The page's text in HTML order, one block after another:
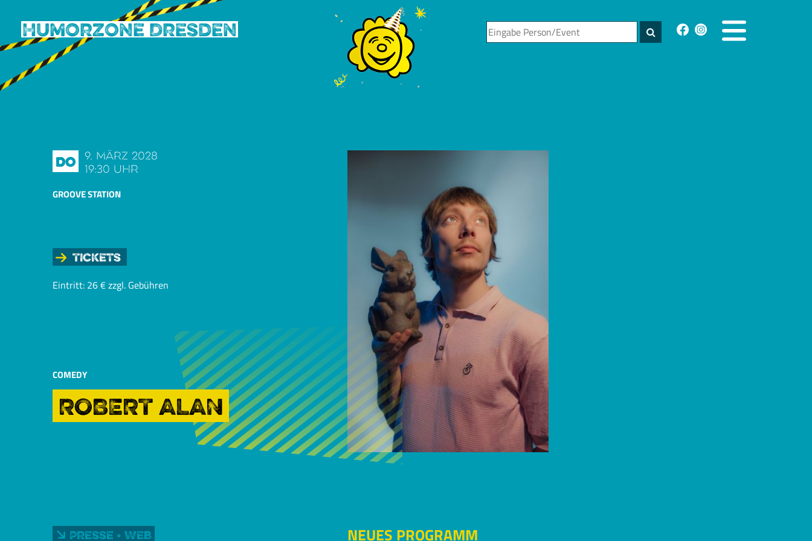
Humorzone Dresden
Do
9. März 2028
19:30 Uhr
GROOVE STATION
Tickets
Eintritt: 26 € zzgl. Gebühren
COMEDY
ROBERT ALAN
Presse • Web NEUES PROGRAMM